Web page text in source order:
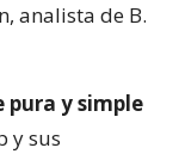
analista de B.
pura y simple
y sus